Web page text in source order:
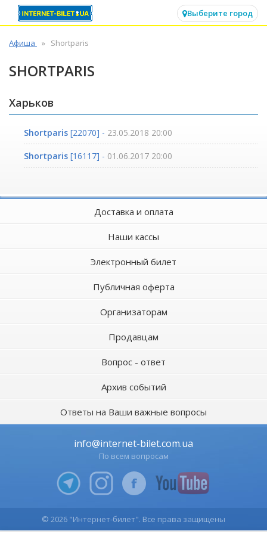
Выберите город
Афиша Shortparis
SHORTPARIS
Харьков
Shortparis [22070] - 23.05.2018 20:00
Shortparis [16117] - 01.06.2017 20:00
Доставка и оплата
Наши кассы
Электронный билет
Публичная оферта
Организаторам
Продавцам
Вопрос - ответ
Архив событий
Ответы на Ваши важные вопросы
info@internet-bilet.com.ua
По всем вопросам
© 2026 "Интернет-билет". Все права защищены